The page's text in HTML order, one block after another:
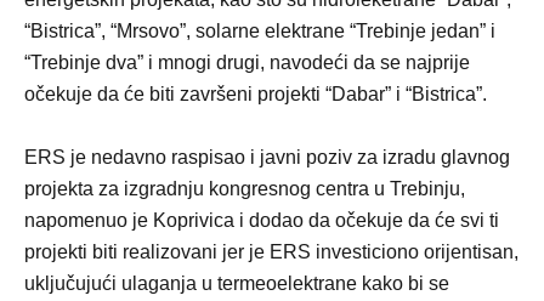
“Bistrica”, “Mrsovo”, solarne elektrane “Trebinje jedan” i
“Trebinje dva” i mnogi drugi, navodeći da se najprije
očekuje da će biti završeni projekti “Dabar” i “Bistrica”.
ERS je nedavno raspisao i javni poziv za izradu glavnog
projekta za izgradnju kongresnog centra u Trebinju,
napomenuo je Koprivica i dodao da očekuje da će svi ti
projekti biti realizovani jer je ERS investiciono orijentisan,
uključujući ulaganja u termeoelektrane kako bi se